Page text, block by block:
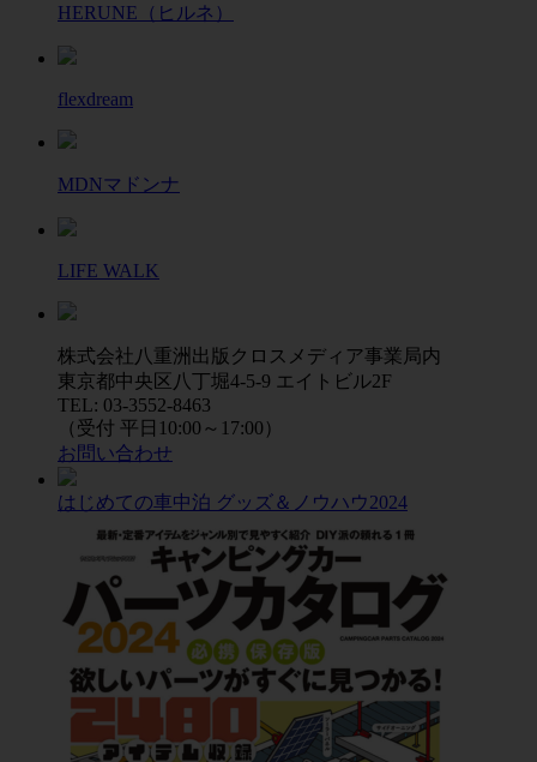
HERUNE（ヒルネ）
flexdream
MDNマドンナ
LIFE WALK
株式会社八重洲出版クロスメディア事業局内
東京都中央区八丁堀4-5-9 エイトビル2F
TEL: 03-3552-8463
（受付 平日10:00～17:00）
お問い合わせ
はじめての車中泊 グッズ＆ノウハウ2024